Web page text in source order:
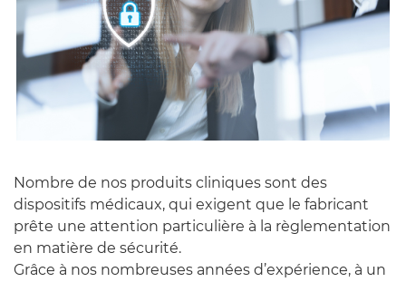
Nombre de nos produits cliniques sont des
dispositifs médicaux, qui exigent que le fabricant
prête une attention particulière à la règlementation
en matière de sécurité.
Grâce à nos nombreuses années d’expérience, à un